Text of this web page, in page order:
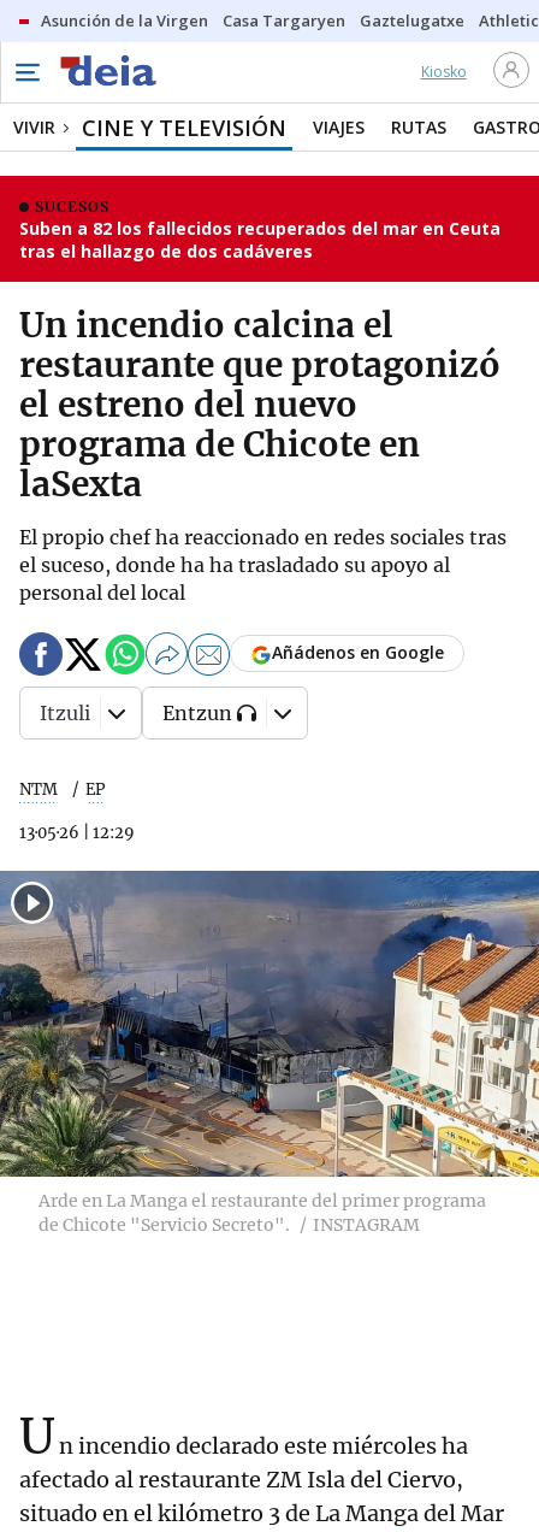
Asunción de la Virgen Casa Targaryen Gaztelugatxe Athletic
Kiosko
VIVIR CINE Y TELEVISIÓN VIAJES RUTAS
SUCESOS
Suben a 82 los fallecidos recuperados del mar en Ceuta
tras el hallazgo de dos cadáveres
Un incendio calcina el
restaurante que protagonizó
el estreno del nuevo
programa de Chicote en
laSexta
El propio chef ha reaccionado en redes sociales tras
el suceso, donde ha ha trasladado su apoyo al
personal del local
NTM EP
13·05·26 12:29
Añádenos en Google
Itzuli Entzun
Arde en La Manga el restaurante del primer programa
de Chicote "Servicio Secreto".
INSTAGRAM
Un incendio declarado este miércoles ha
afectado al restaurante ZM Isla del Ciervo,
situado en el kilómetro 3 de La Manga del Mar